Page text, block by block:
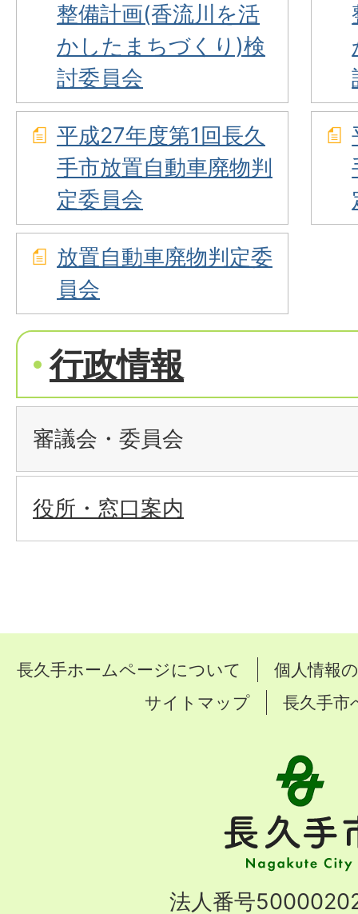
整備計画(香流川を活
かしたまちづくり)検
討委員会
平成27年度第1回長久
手市放置自動車廃物判
定委員会
放置自動車廃物判定委
員会
行政情報
審議会・委員会
役所・窓口案内
長久手ホームページについて
個人情報
サイトマップ
長久手市
手
市
法人番号